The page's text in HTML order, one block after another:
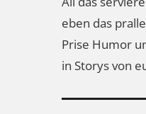
eben das
Prise Humor
in Storys von